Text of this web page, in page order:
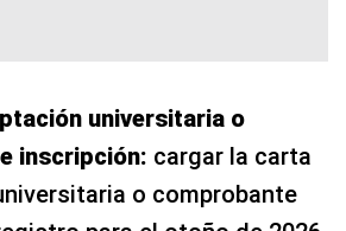
universitaria o
inscripción: cargar la carta
o comprobante